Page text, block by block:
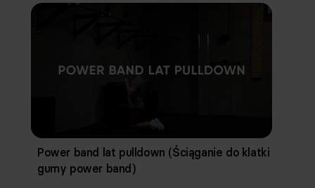
Power band lat pulldown (Ściąganie do klatki
gumy power band)